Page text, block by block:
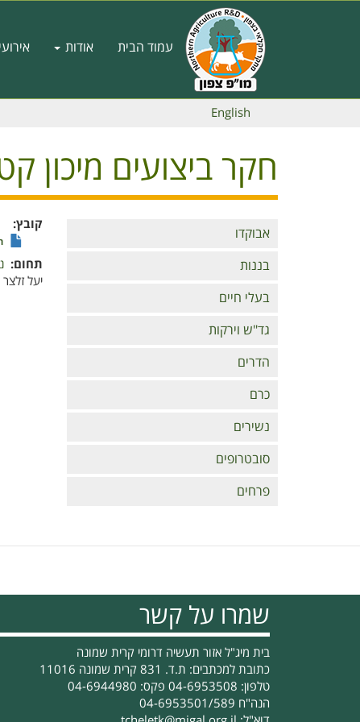
Main
navigation
עמוד הבית אודות
English
חקר ביצועים מיכון
Branches
אבוקדו
בננות
בעלי חיים
גד"ש וירקות
הדרים
כרם
נשירים
סובטרופים
פרחים
קובץ
תחום
יעל זלצר
שמרו על קשר
בית מיג"ל אזור תעשיה דרומי קרית שמונה
כתובת למכתבים: ת.ד. 831 קרית שמונה 11016
טלפון: 04-6953508 פקס: 04-6944980
הנה"ח 04-6953501/589